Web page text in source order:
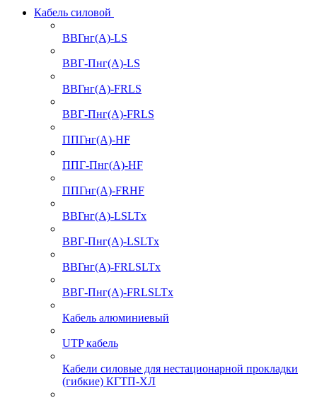
Кабель силовой
ВВГнг(А)-LS
ВВГ-Пнг(А)-LS
ВВГнг(А)-FRLS
ВВГ-Пнг(А)-FRLS
ППГнг(А)-HF
ППГ-Пнг(А)-HF
ППГнг(А)-FRHF
ВВГнг(А)-LSLTx
ВВГ-Пнг(А)-LSLTx
ВВГнг(А)-FRLSLTx
ВВГ-Пнг(А)-FRLSLTx
Кабель алюминиевый
UTP кабель
Кабели силовые для нестационарной прокладки
(гибкие) КГТП-ХЛ